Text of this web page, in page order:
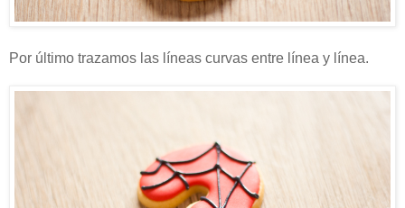
Por último trazamos las líneas curvas entre línea y línea.